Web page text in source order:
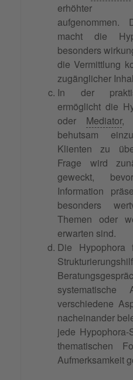
erhöhter
aufgenommen.
macht die
besonders
die Vermittlung
zugänglicher
In der
ermöglicht die
oder Mediator,
behutsam
Klienten zu
Frage wird
geweckt,
Information
besonders
Themen oder
erwarten sind.
Die Hypophora
systematische
verschiedene
nacheinander
jede
thematischen
Aufmerksamkeit